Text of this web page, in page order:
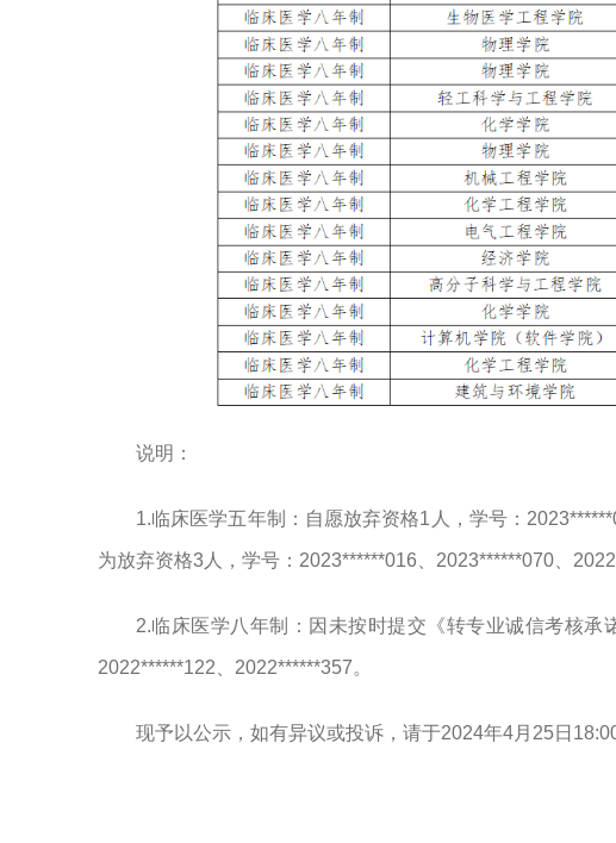
说明：
1.临床医学五年制：自愿放弃资格1人，学号：
为放弃资格3人，学号：2023******016、2023******070、
2.临床医学八年制：因未按时提交《转专业诚信考核承
2022******122、2022******357。
现予以公示，如有异议或投诉，请于2024年4月25日